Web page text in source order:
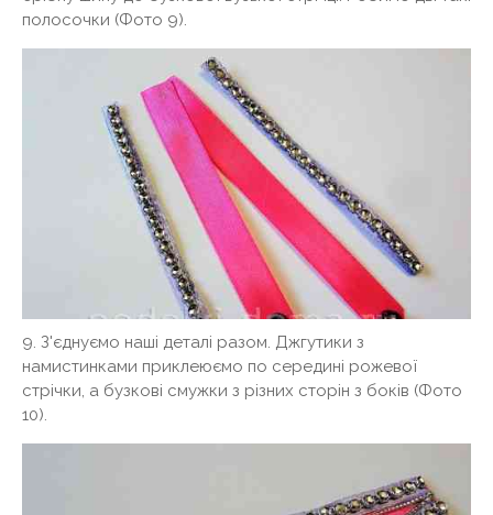
полосочки (Фото 9).
9. З'єднуємо наші деталі разом. Джгутики з
намистинками приклеюємо по середині рожевої
стрічки, а бузкові смужки з різних сторін з боків (Фото
10).